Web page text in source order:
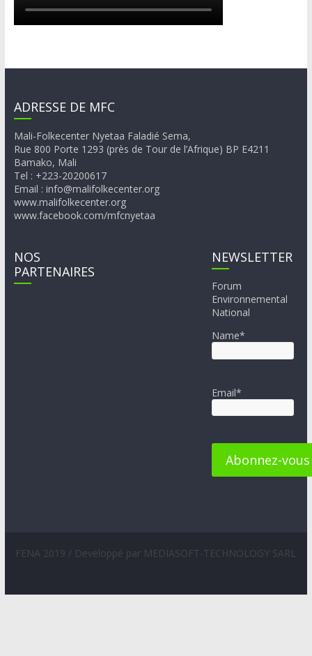
ADRESSE DE MFC
Mali-Folkecenter Nyetaa Faladié Sema,
Rue 800 Porte 1293 (près de Tour de l’Afrique) BP E4211
Bamako, Mali
Tel : +223-20200617
Email : info@malifolkecenter.org
www.malifolkecenter.org
www.facebook.com/mfcnyetaa
NOS
PARTENAIRES
NEWSLETTER
Forum
Environnemental
National
Name*
Email*
FENA 2019 / Developpé par MEDIASOFT-TECHNOLOGY SARL